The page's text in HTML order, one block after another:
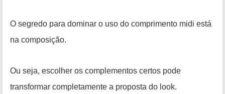
O segredo para dominar o uso do comprimento midi está
na composição.
Ou seja, escolher os complementos certos pode
transformar completamente a proposta do look.